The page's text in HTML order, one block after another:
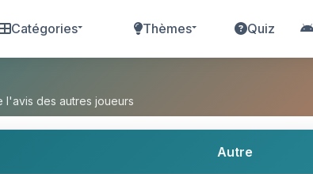
Catégories Thèmes Quiz
legends ou Genshin impact ?
l'avis des autres joueurs
Autre